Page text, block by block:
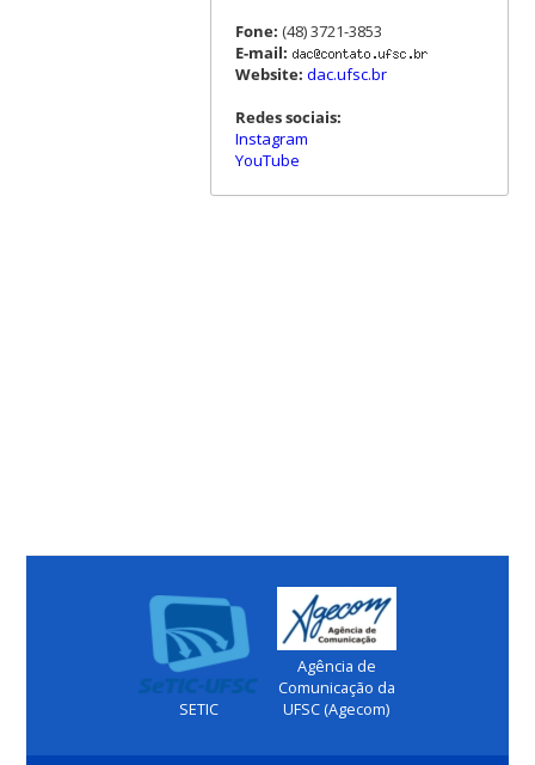
Fone: (48) 3721-3853
E-mail:
Website: dac.ufsc.br
Redes sociais:
Instagram
YouTube
SETIC
Agência de
Comunicação da
UFSC (Agecom)